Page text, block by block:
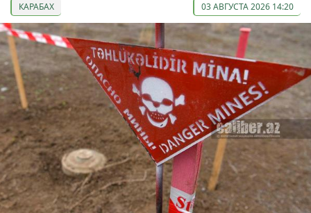
КАРАБАХ 03 АВГУСТА 2026 14:20